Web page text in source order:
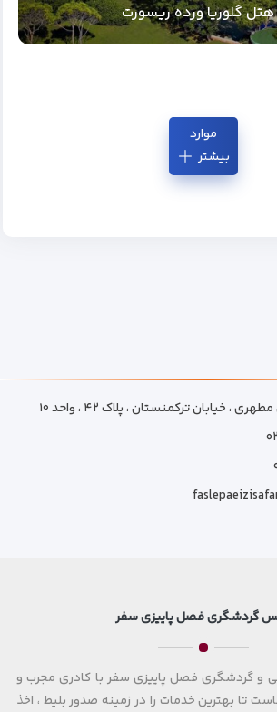
هتل گلوریا ورده ریسورت
موارد
بیشتر
، خیابان ترکمنستان ، پلاک ۴۲ ، واحد ۱۰
گردشگری فصل پاییزی سفر
و گردشگری فصل پاییزی سفر با کادری مجرب و
تا بهترین خدمات را در زمینه صدور بلیط ، اخذ